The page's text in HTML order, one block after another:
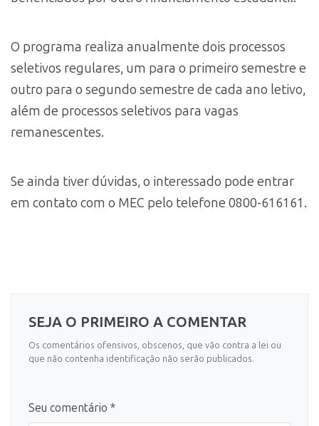
O programa realiza anualmente dois processos
seletivos regulares, um para o primeiro semestre e
outro para o segundo semestre de cada ano letivo,
além de processos seletivos para vagas
remanescentes.
Se ainda tiver dúvidas, o interessado pode entrar
em contato com o MEC pelo telefone 0800-616161.
SEJA O PRIMEIRO A COMENTAR
Os comentários ofensivos, obscenos, que vão contra a lei ou
que não contenha identificação não serão publicados.
Seu comentário *